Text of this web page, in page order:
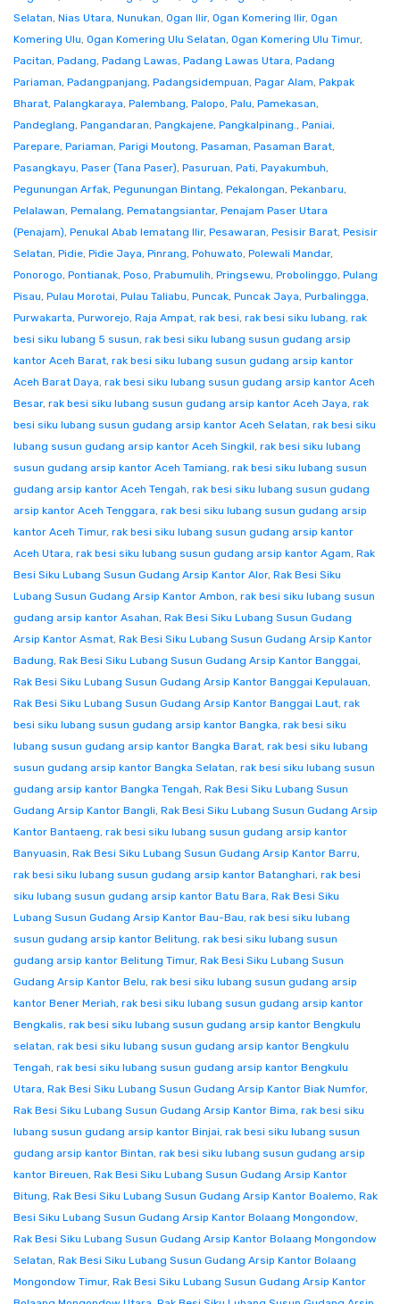
Selatan, Nias Utara, Nunukan, Ogan Ilir, Ogan Komering Ilir, Ogan
Komering Ulu, Ogan Komering Ulu Selatan, Ogan Komering Ulu Timur,
Pacitan, Padang, Padang Lawas, Padang Lawas Utara, Padang
Pariaman, Padangpanjang, Padangsidempuan, Pagar Alam, Pakpak
Bharat, Palangkaraya, Palembang, Palopo, Palu, Pamekasan,
Pandeglang, Pangandaran, Pangkajene, Pangkalpinang., Paniai,
Parepare, Pariaman, Parigi Moutong, Pasaman, Pasaman Barat,
Pasangkayu, Paser (Tana Paser), Pasuruan, Pati, Payakumbuh,
Pegunungan Arfak, Pegunungan Bintang, Pekalongan, Pekanbaru,
Pelalawan, Pemalang, Pematangsiantar, Penajam Paser Utara
(Penajam), Penukal Abab lematang Ilir, Pesawaran, Pesisir Barat, Pesisir
Selatan, Pidie, Pidie Jaya, Pinrang, Pohuwato, Polewali Mandar,
Ponorogo, Pontianak, Poso, Prabumulih, Pringsewu, Probolinggo, Pulang
Pisau, Pulau Morotai, Pulau Taliabu, Puncak, Puncak Jaya, Purbalingga,
Purwakarta, Purworejo, Raja Ampat, rak besi, rak besi siku lubang, rak
besi siku lubang 5 susun, rak besi siku lubang susun gudang arsip
kantor Aceh Barat, rak besi siku lubang susun gudang arsip kantor
Aceh Barat Daya, rak besi siku lubang susun gudang arsip kantor Aceh
Besar, rak besi siku lubang susun gudang arsip kantor Aceh Jaya, rak
besi siku lubang susun gudang arsip kantor Aceh Selatan, rak besi siku
lubang susun gudang arsip kantor Aceh Singkil, rak besi siku lubang
susun gudang arsip kantor Aceh Tamiang, rak besi siku lubang susun
gudang arsip kantor Aceh Tengah, rak besi siku lubang susun gudang
arsip kantor Aceh Tenggara, rak besi siku lubang susun gudang arsip
kantor Aceh Timur, rak besi siku lubang susun gudang arsip kantor
Aceh Utara, rak besi siku lubang susun gudang arsip kantor Agam, Rak
Besi Siku Lubang Susun Gudang Arsip Kantor Alor, Rak Besi Siku
Lubang Susun Gudang Arsip Kantor Ambon, rak besi siku lubang susun
gudang arsip kantor Asahan, Rak Besi Siku Lubang Susun Gudang
Arsip Kantor Asmat, Rak Besi Siku Lubang Susun Gudang Arsip Kantor
Badung, Rak Besi Siku Lubang Susun Gudang Arsip Kantor Banggai,
Rak Besi Siku Lubang Susun Gudang Arsip Kantor Banggai Kepulauan,
Rak Besi Siku Lubang Susun Gudang Arsip Kantor Banggai Laut, rak
besi siku lubang susun gudang arsip kantor Bangka, rak besi siku
lubang susun gudang arsip kantor Bangka Barat, rak besi siku lubang
susun gudang arsip kantor Bangka Selatan, rak besi siku lubang susun
gudang arsip kantor Bangka Tengah, Rak Besi Siku Lubang Susun
Gudang Arsip Kantor Bangli, Rak Besi Siku Lubang Susun Gudang Arsip
Kantor Bantaeng, rak besi siku lubang susun gudang arsip kantor
Banyuasin, Rak Besi Siku Lubang Susun Gudang Arsip Kantor Barru,
rak besi siku lubang susun gudang arsip kantor Batanghari, rak besi
siku lubang susun gudang arsip kantor Batu Bara, Rak Besi Siku
Lubang Susun Gudang Arsip Kantor Bau-Bau, rak besi siku lubang
susun gudang arsip kantor Belitung, rak besi siku lubang susun
gudang arsip kantor Belitung Timur, Rak Besi Siku Lubang Susun
Gudang Arsip Kantor Belu, rak besi siku lubang susun gudang arsip
kantor Bener Meriah, rak besi siku lubang susun gudang arsip kantor
Bengkalis, rak besi siku lubang susun gudang arsip kantor Bengkulu
selatan, rak besi siku lubang susun gudang arsip kantor Bengkulu
Tengah, rak besi siku lubang susun gudang arsip kantor Bengkulu
Utara, Rak Besi Siku Lubang Susun Gudang Arsip Kantor Biak Numfor,
Rak Besi Siku Lubang Susun Gudang Arsip Kantor Bima, rak besi siku
lubang susun gudang arsip kantor Binjai, rak besi siku lubang susun
gudang arsip kantor Bintan, rak besi siku lubang susun gudang arsip
kantor Bireuen, Rak Besi Siku Lubang Susun Gudang Arsip Kantor
Bitung, Rak Besi Siku Lubang Susun Gudang Arsip Kantor Boalemo, Rak
Besi Siku Lubang Susun Gudang Arsip Kantor Bolaang Mongondow,
Rak Besi Siku Lubang Susun Gudang Arsip Kantor Bolaang Mongondow
Selatan, Rak Besi Siku Lubang Susun Gudang Arsip Kantor Bolaang
Mongondow Timur, Rak Besi Siku Lubang Susun Gudang Arsip Kantor